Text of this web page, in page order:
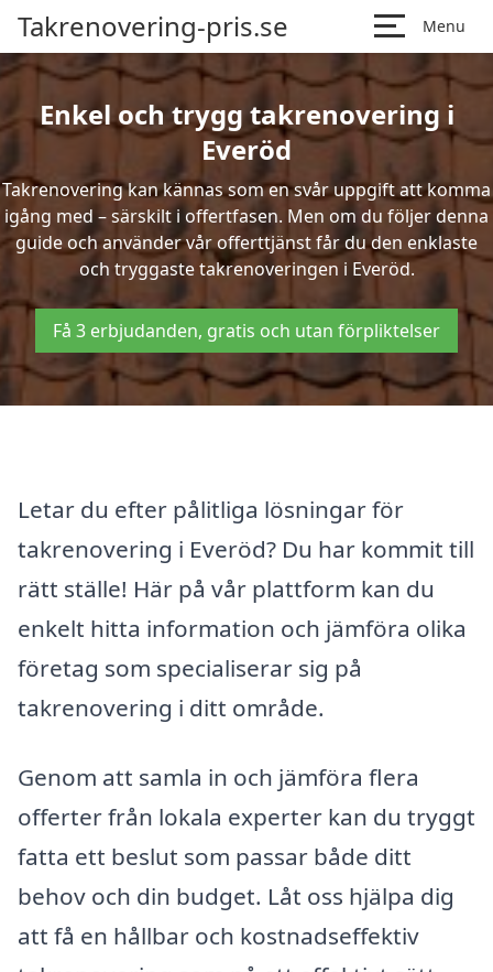
Takrenovering-pris.se Menu
Enkel och trygg takrenovering i
Everöd
Takrenovering kan kännas som en svår uppgift att komma
igång med – särskilt i offertfasen. Men om du följer denna
guide och använder vår offerttjänst får du den enklaste
och tryggaste takrenoveringen i Everöd.
Få 3 erbjudanden, gratis och utan förpliktelser
Letar du efter pålitliga lösningar för
takrenovering i Everöd? Du har kommit till
rätt ställe! Här på vår plattform kan du
enkelt hitta information och jämföra olika
företag som specialiserar sig på
takrenovering i ditt område.
Genom att samla in och jämföra flera
offerter från lokala experter kan du tryggt
fatta ett beslut som passar både ditt
behov och din budget. Låt oss hjälpa dig
att få en hållbar och kostnadseffektiv